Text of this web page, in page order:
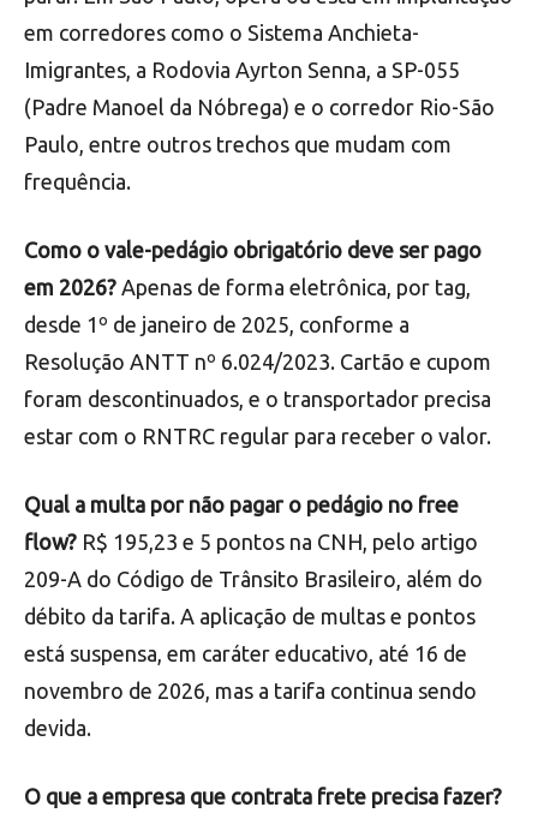
em corredores como o Sistema Anchieta-
Imigrantes, a Rodovia Ayrton Senna, a SP-055
(Padre Manoel da Nóbrega) e o corredor Rio-São
Paulo, entre outros trechos que mudam com
frequência.
Como o vale-pedágio obrigatório deve ser pago
em 2026? Apenas de forma eletrônica, por tag,
desde 1º de janeiro de 2025, conforme a
Resolução ANTT nº 6.024/2023. Cartão e cupom
foram descontinuados, e o transportador precisa
estar com o RNTRC regular para receber o valor.
Qual a multa por não pagar o pedágio no free
flow? R$ 195,23 e 5 pontos na CNH, pelo artigo
209-A do Código de Trânsito Brasileiro, além do
débito da tarifa. A aplicação de multas e pontos
está suspensa, em caráter educativo, até 16 de
novembro de 2026, mas a tarifa continua sendo
devida.
O que a empresa que contrata frete precisa fazer?